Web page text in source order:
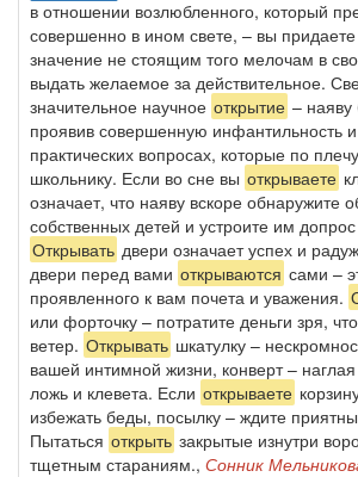
в отношении возлюбленного, который
совершенно в ином свете, – вы
значение не стоящим того мелочам в
выдать желаемое за действительное.
значительное научное открытие –
проявив совершенную инфантильность
практических вопросах, которые по
школьнику. Если во сне вы открываете
означает, что наяву вскоре обнаружите
собственных детей и устроите им
Открывать двери означает успех и
двери перед вами открываются сами –
проявленного к вам почета и уважения.
или форточку – потратите деньги зря,
ветер. Открывать шкатулку –
вашей интимной жизни, конверт –
ложь и клевета. Если открываете
избежать беды, посылку – ждите
Пытаться открыть закрытые изнутри
тщетным стараниям., Сонник